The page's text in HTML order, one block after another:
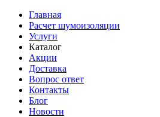
Главная
Расчет шумоизоляции
Услуги
Каталог
Акции
Доставка
Вопрос ответ
Контакты
Блог
Новости